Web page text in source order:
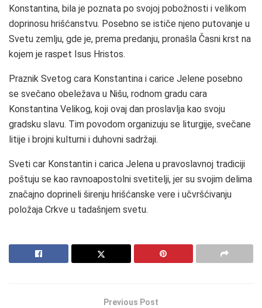
Konstantina, bila je poznata po svojoj pobožnosti i velikom
doprinosu hrišćanstvu. Posebno se ističe njeno putovanje u
Svetu zemlju, gde je, prema predanju, pronašla Časni krst na
kojem je raspet Isus Hristos.
Praznik Svetog cara Konstantina i carice Jelene posebno
se svečano obeležava u Nišu, rodnom gradu cara
Konstantina Velikog, koji ovaj dan proslavlja kao svoju
gradsku slavu. Tim povodom organizuju se liturgije, svečane
litije i brojni kulturni i duhovni sadržaji.
Sveti car Konstantin i carica Jelena u pravoslavnoj tradiciji
poštuju se kao ravnoapostolni svetitelji, jer su svojim delima
značajno doprineli širenju hrišćanske vere i učvršćivanju
položaja Crkve u tadašnjem svetu.
Previous Post